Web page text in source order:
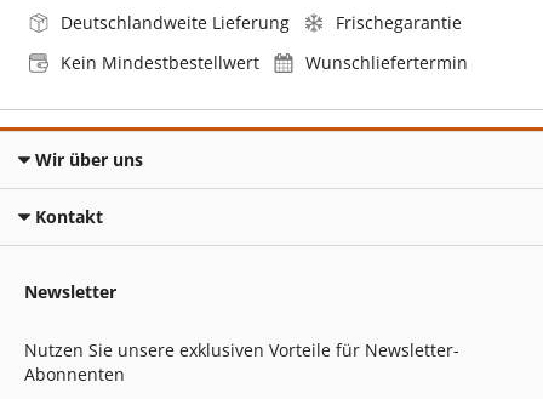
Deutschlandweite Lieferung
Frischegarantie
Kein Mindestbestellwert
Wunschliefertermin
Wir über uns
Kontakt
Newsletter
Nutzen Sie unsere exklusiven Vorteile für Newsletter-
Abonnenten